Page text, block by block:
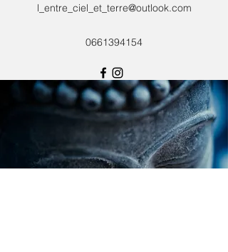
l_entre_ciel_et_terre@outlook.com
0661394154